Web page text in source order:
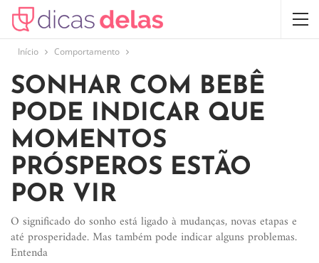
Início Comportamento
SONHAR COM BEBÊ
PODE INDICAR QUE
MOMENTOS
PRÓSPEROS ESTÃO
POR VIR
O significado do sonho está ligado à mudanças, novas etapas e
até prosperidade. Mas também pode indicar alguns problemas.
Entenda